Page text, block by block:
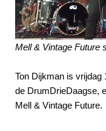
Mell & Vintage Future
Ton Dijkman is
de DrumDrieDaagse,
Mell & Vintage Future.